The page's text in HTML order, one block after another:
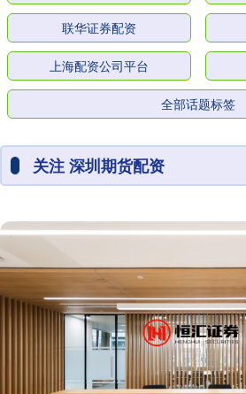
联华证券配资
上海配资公司平台
全部话题标签
关注 深圳期货配资